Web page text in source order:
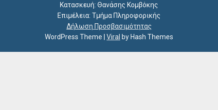
Κατασκευή: Θανάσης Κομβόκης
Επιμέλεια: Τμήμα Πληροφορικής
Δήλωση Προσβασιμότητας
WordPress Theme
Viral by Hash Themes